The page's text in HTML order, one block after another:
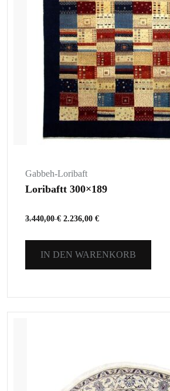
Gabbeh-Loribaft
Loribaftt 300×189
3.440,00€ 2.236,00 €
IN DEN WARENKORB